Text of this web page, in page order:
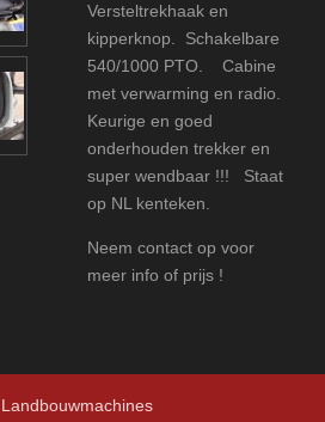
Versteltrekhaak en
kipperknop. Schakelbare
540/1000 PTO. Cabine
met verwarming en radio.
Keurige en goed
onderhouden trekker en
super wendbaar !!! Staat
op NL kenteken.
Neem contact op voor
meer info of prijs !